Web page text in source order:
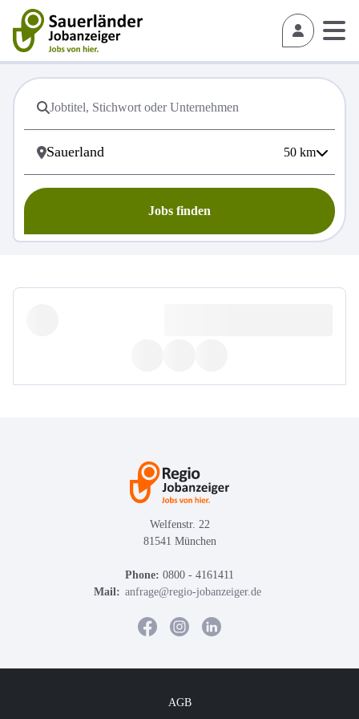
50 km
Jobs finden
Welfenstr. 22
81541 München
Phone: 0800 - 4161411
Mail: anfrage@regio-jobanzeiger.de
AGB